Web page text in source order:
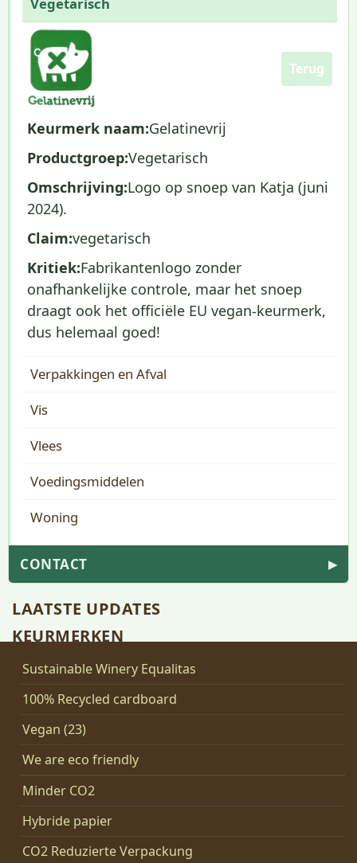
Terug
Keurmerk naam:Gelatinevrij
Productgroep:Vegetarisch
Omschrijving:Logo op snoep van Katja (juni
2024).
Claim:vegetarisch
Kritiek:Fabrikantenlogo zonder
onafhankelijke controle, maar het snoep
draagt ook het officiële EU vegan-keurmerk,
dus helemaal goed!
Verpakkingen en Afval
Vis
Vlees
Voedingsmiddelen
Woning
CONTACT ▶
LAATSTE UPDATES
KEURMERKEN
Sustainable Winery Equalitas
100% Recycled cardboard
Vegan (23)
We are eco friendly
Minder CO2
Hybride papier
CO2 Reduzierte Verpackung